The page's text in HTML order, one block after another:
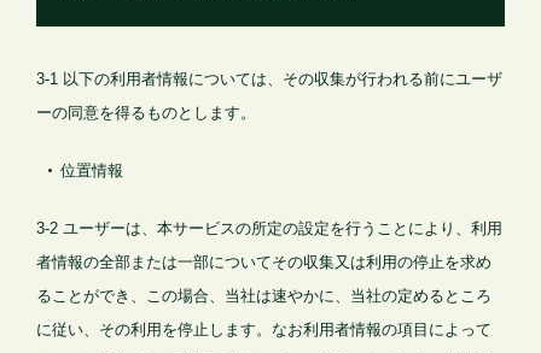
3-1 以下の利用者情報については、その収集が行われる前にユーザ
ーの同意を得るものとします。
位置情報
3-2 ユーザーは、本サービスの所定の設定を行うことにより、利用
者情報の全部または一部についてその収集又は利用の停止を求め
ることができ、この場合、当社は速やかに、当社の定めるところ
に従い、その利用を停止します。なお利用者情報の項目によって